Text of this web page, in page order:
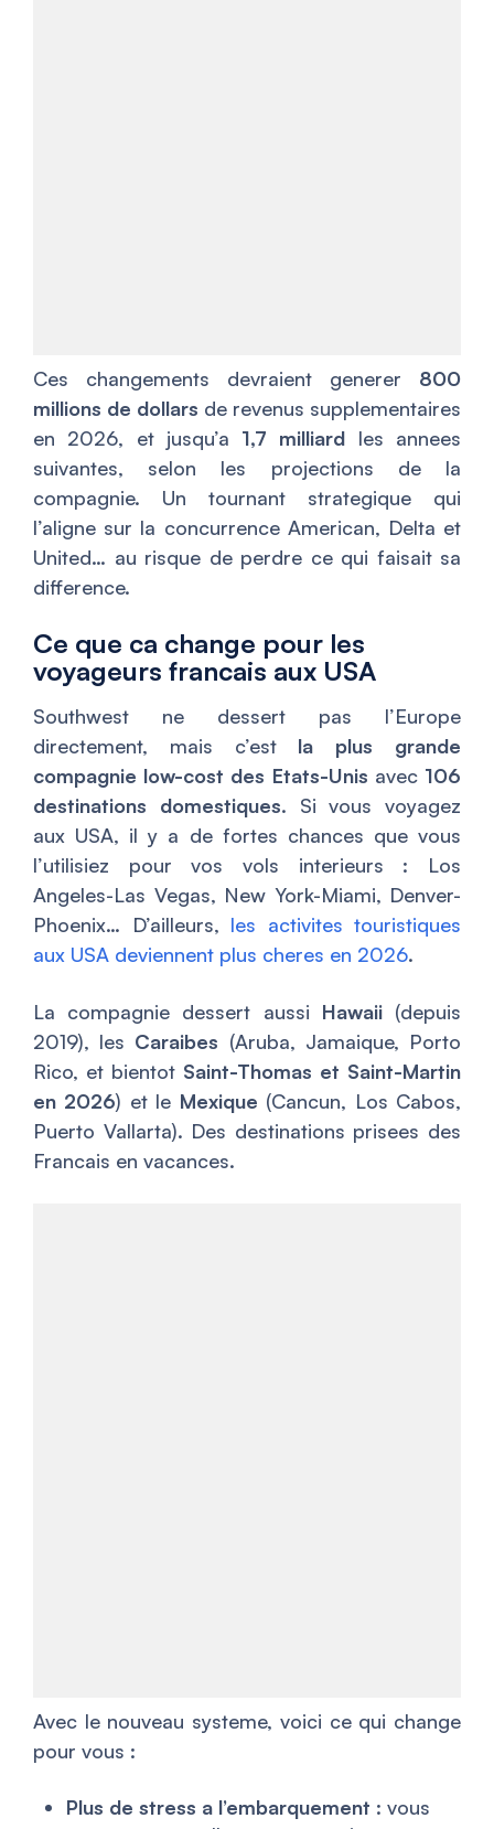
Ces changements devraient generer 800
millions de dollars de revenus supplementaires
en 2026, et jusqu’a 1,7 milliard les annees
suivantes, selon les projections de la
compagnie. Un tournant strategique qui
l’aligne sur la concurrence American, Delta et
United… au risque de perdre ce qui faisait sa
difference.
Ce que ca change pour les
voyageurs francais aux USA
Southwest ne dessert pas l’Europe
directement, mais c’est la plus grande
compagnie low-cost des Etats-Unis avec 106
destinations domestiques. Si vous voyagez
aux USA, il y a de fortes chances que vous
l’utilisiez pour vos vols interieurs : Los
Angeles-Las Vegas, New York-Miami, Denver-
Phoenix… D’ailleurs, les activites touristiques
aux USA deviennent plus cheres en 2026.
La compagnie dessert aussi Hawaii(depuis
2019), les Caraibes (Aruba, Jamaique, Porto
Rico, et bientot Saint-Thomas et Saint-Martin
en 2026) et le Mexique (Cancun, Los Cabos,
Puerto Vallarta). Des destinations prisees des
Francais en vacances.
Avec le nouveau systeme, voici ce qui change
pour vous :
Plus de stress a l’embarquement : vous